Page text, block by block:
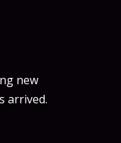
new
arrived.